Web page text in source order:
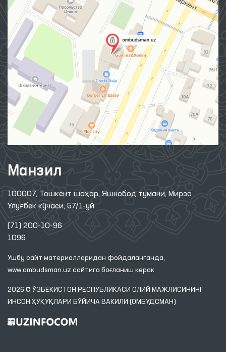
Манзил
100007, Тошкент шаҳар, Яшнобод тумани, Мирзо
Улуғбек кўчаси, 57/1-уй
(71) 200-10-96
1096
Ушбу сайт материалларидан фойдаланганда,
www.ombudsman.uz сайтига боғланиш керак
2026 © ЎЗБЕКИСТОН РЕСПУБЛИКАСИ ОЛИЙ МАЖЛИСИНИНГ
ИНСОН ҲУҚУҚЛАРИ БЎЙИЧА ВАКИЛИ (ОМБУДСМАН)